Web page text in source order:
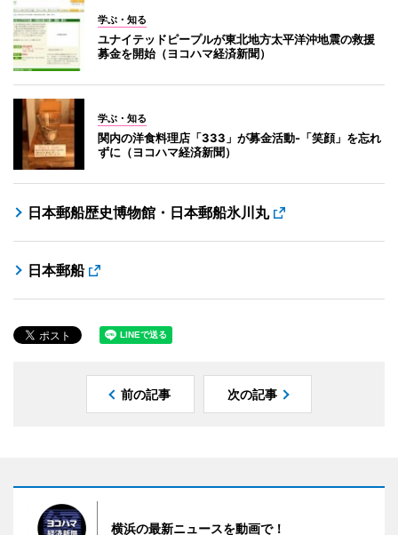
学ぶ・知る
ユナイテッドピープルが東北地方太平洋沖地震の救援
募金を開始（ヨコハマ経済新聞）
学ぶ・知る
関内の洋食料理店「333」が募金活動-「笑顔」を忘れ
ずに（ヨコハマ経済新聞）
日本郵船歴史博物館・日本郵船氷川丸
日本郵船
前の記事 次の記事
横浜の最新ニュースを動画で！